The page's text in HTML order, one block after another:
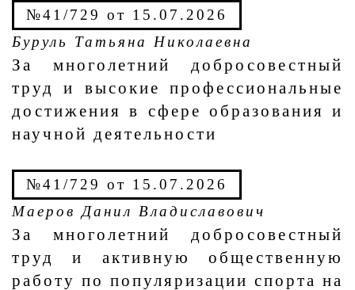
№41/729 от 15.07.2026
Буруль Татьяна Николаевна
За многолетний добросовестный
труд и высокие профессиональные
достижения в сфере образования и
научной деятельности
№41/729 от 15.07.2026
Маеров Данил Владиславович
За многолетний добросовестный
труд и активную общественную
работу по популяризации спорта на